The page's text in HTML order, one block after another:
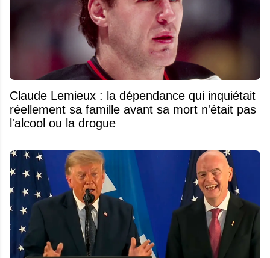
Claude Lemieux : la dépendance qui inquiétait
réellement sa famille avant sa mort n'était pas
l'alcool ou la drogue